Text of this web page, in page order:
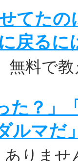
せてた
戻るに
無料で
た？
ルマだ
ありま